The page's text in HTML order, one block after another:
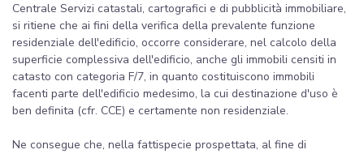
Centrale Servizi catastali, cartografici e di pubblicità immobiliare,
si ritiene che ai fini della verifica della prevalente funzione
residenziale dell'edificio, occorre considerare, nel calcolo della
superficie complessiva dell'edificio, anche gli immobili censiti in
catasto con categoria F/7, in quanto costituiscono immobili
facenti parte dell'edificio medesimo, la cui destinazione d'uso è
ben definita (cfr. CCE) e certamente non residenziale.
Ne consegue che, nella fattispecie prospettata, al fine di